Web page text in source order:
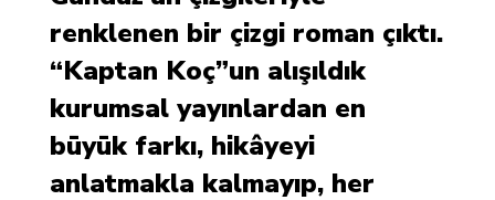
renklenen bir çizgi roman çıktı.
“Kaptan Koç”un alışıldık
kurumsal yayınlardan en
büyük farkı, hikâyeyi
anlatmakla kalmayıp, her